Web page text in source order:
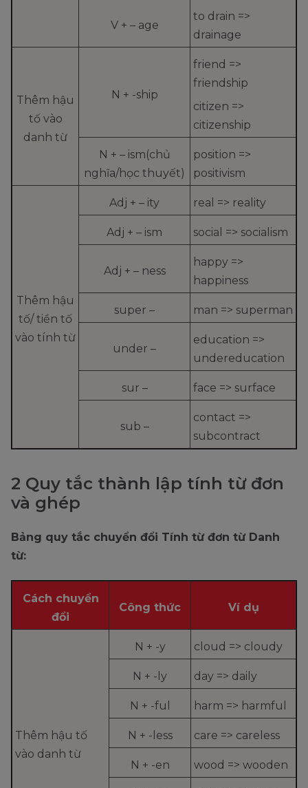
V + – age
to drain =>
drainage
Thêm hậu
tố vào
danh từ
N + -ship
friend =>
friendship
citizen =>
citizenship
N + – ism(chủ
nghĩa/học thuyết)
position =>
positivism
Thêm hậu
tố/ tiền tố
vào tính từ
Adj + – ity real => reality
Adj + – ism social => socialism
Adj + – ness
happy =>
happiness
super – man => superman
under –
education =>
undereducation
sur – face => surface
sub –
contact =>
subcontract
2 Quy tắc thành lập tính từ đơn
và ghép
Bảng quy tắc chuyển đổi Tính từ đơn từ Danh
từ:
Cách chuyển
đổi
Công thức Ví dụ
Thêm hậu tố
vào danh từ
N + -y cloud => cloudy
N + -ly day => daily
N + -ful harm => harmful
N + -less care => careless
N + -en wood => wooden